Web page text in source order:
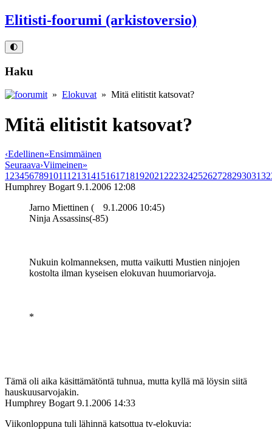
Elitisti-foorumi (arkistoversio)
🌓
Haku
» Elokuvat » Mitä elitistit katsovat?
Mitä elitistit katsovat?
‹Edellinen«Ensimmäinen
Seuraava›Viimeinen»
1 23456789101112131415161718192021 2223242526272829303132
Humphrey Bogart 9.1.2006 12:08
Jarno Miettinen (
9.1.2006 10:45)
Ninja Assassins(-85)
Nukuin kolmanneksen, mutta vaikutti Mustien ninjojen
kostolta ilman kyseisen elokuvan huumoriarvoja.
*
Tämä oli aika käsittämätöntä tuhnua, mutta kyllä mä löysin siitä
hauskuusarvojakin.
Humphrey Bogart 9.1.2006 14:33
Viikonloppuna tuli lähinnä katsottua tv-elokuvia: